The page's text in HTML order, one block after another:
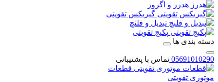
هدرز و اگزوز
گیربکس تقویتی
تبدیل و فلنچ
پکیج تقویتی
دسته بندی ها
05691010290 تماس با پشتیبانی
قطعات
موتوری تقویتی